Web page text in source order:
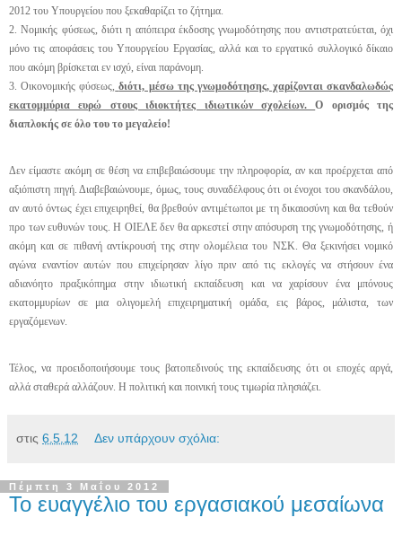
2012 του Υπουργείου που ξεκαθαρίζει το ζήτημα.
2. Νομικής φύσεως, διότι η απόπειρα έκδοσης γνωμοδότησης που αντιστρατεύεται, όχι
μόνο τις αποφάσεις του Υπουργείου Εργασίας, αλλά και το εργατικό συλλογικό δίκαιο
που ακόμη βρίσκεται εν ισχύ, είναι παράνομη.
3. Οικονομικής φύσεως, διότι, μέσω της γνωμοδότησης, χαρίζονται σκανδαλωδώς
εκατομμύρια ευρώ στους ιδιοκτήτες ιδιωτικών σχολείων.Ο ορισμός της
διαπλοκής σε όλο του το μεγαλείο!
Δεν είμαστε ακόμη σε θέση να επιβεβαιώσουμε την πληροφορία, αν και προέρχεται από
αξιόπιστη πηγή. Διαβεβαιώνουμε, όμως, τους συναδέλφους ότι οι ένοχοι του σκανδάλου,
αν αυτό όντως έχει επιχειρηθεί, θα βρεθούν αντιμέτωποι με τη δικαιοσύνη και θα τεθούν
προ των ευθυνών τους. Η ΟΙΕΛΕ δεν θα αρκεστεί στην απόσυρση της γνωμοδότησης, ή
ακόμη και σε πιθανή αντίκρουσή της στην ολομέλεια του ΝΣΚ. Θα ξεκινήσει νομικό
αγώνα εναντίον αυτών που επιχείρησαν λίγο πριν από τις εκλογές να στήσουν ένα
αδιανόητο πραξικόπημα στην ιδιωτική εκπαίδευση και να χαρίσουν ένα μπόνους
εκατομμυρίων σε μια ολιγομελή επιχειρηματική ομάδα, εις βάρος, μάλιστα, των
εργαζόμενων.
Τέλος, να προειδοποιήσουμε τους βατοπεδινούς της εκπαίδευσης ότι οι εποχές αργά,
αλλά σταθερά αλλάζουν. Η πολιτική και ποινική τους τιμωρία πλησιάζει.
στις 6.5.12 Δεν υπάρχουν σχόλια:
Πέμπτη 3 Μαΐου 2012
Το ευαγγέλιο του εργασιακού μεσαίωνα